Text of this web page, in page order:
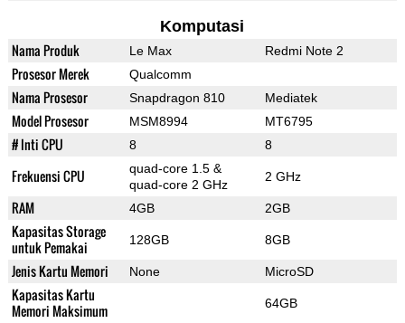
Komputasi
Nama Produk Le Max Redmi Note 2
Prosesor Merek Qualcomm
Nama Prosesor Snapdragon 810 Mediatek
Model Prosesor MSM8994 MT6795
# Inti CPU 8 8
Frekuensi CPU
quad-core 1.5 &
quad-core 2 GHz
2 GHz
RAM 4GB 2GB
Kapasitas Storage
untuk Pemakai
128GB 8GB
Jenis Kartu Memori None MicroSD
Kapasitas Kartu
Memori Maksimum
64GB